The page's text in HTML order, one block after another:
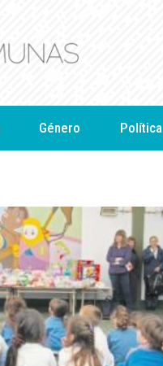
Género Política